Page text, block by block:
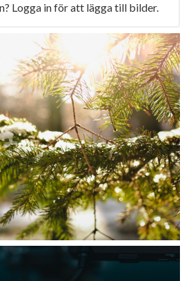
Logga in för att lägga till bilder.